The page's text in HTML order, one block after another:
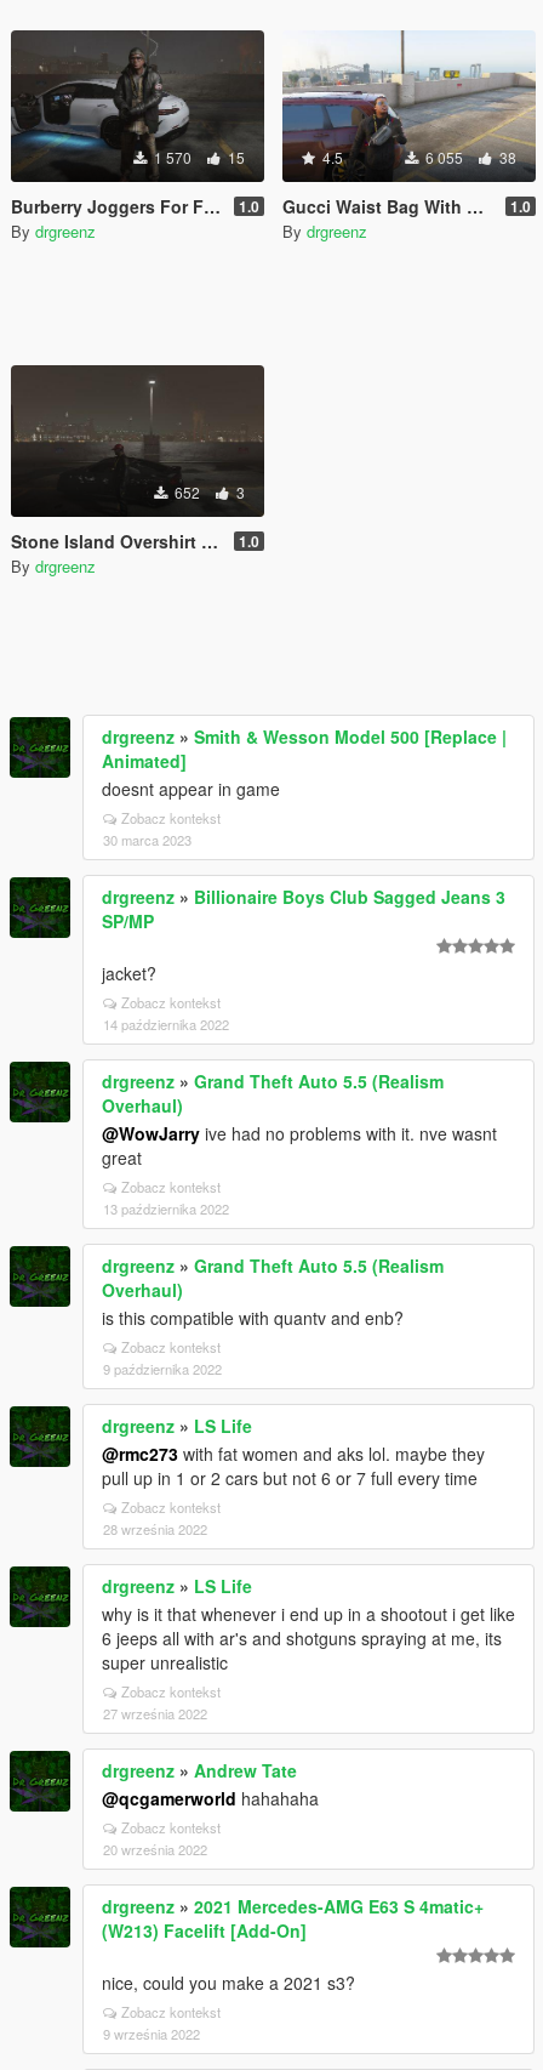
1 570 15
Burberry Joggers For Franklin 1.0
By drgreenz
4.5 6 055 38
Gucci Waist Bag With Tigers 1.0
By drgreenz
652 3
Stone Island Overshirt For Franklin 1.0
By drgreenz
drgreenz » Smith & Wesson Model 500 [Replace |
Animated]
doesnt appear in game
Zobacz kontekst
30 marca 2023
drgreenz » Billionaire Boys Club Sagged Jeans 3
SP/MP
jacket?
Zobacz kontekst
14 października 2022
drgreenz » Grand Theft Auto 5.5 (Realism
Overhaul)
@WowJarry ive had no problems with it. nve wasnt
great
Zobacz kontekst
13 października 2022
drgreenz » Grand Theft Auto 5.5 (Realism
Overhaul)
is this compatible with quantv and enb?
Zobacz kontekst
9 października 2022
drgreenz » LS Life
@rmc273 with fat women and aks lol. maybe they
pull up in 1 or 2 cars but not 6 or 7 full every time
Zobacz kontekst
28 września 2022
drgreenz » LS Life
why is it that whenever i end up in a shootout i get like
6 jeeps all with ar's and shotguns spraying at me, its
super unrealistic
Zobacz kontekst
27 września 2022
drgreenz » Andrew Tate
@qcgamerworld hahahaha
Zobacz kontekst
20 września 2022
drgreenz » 2021 Mercedes-AMG E63 S 4matic+
(W213) Facelift [Add-On]
nice, could you make a 2021 s3?
Zobacz kontekst
9 września 2022